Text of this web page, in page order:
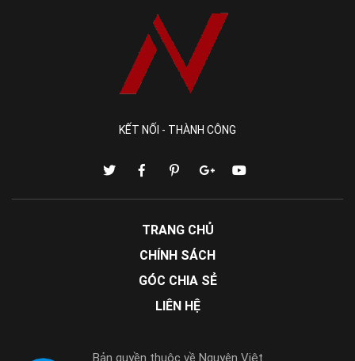
KẾT NỐI - THÀNH CÔNG
TRANG CHỦ
CHÍNH SÁCH
GÓC CHIA SẺ
LIÊN HỆ
Bản quyền thuộc về Nguyên Việt